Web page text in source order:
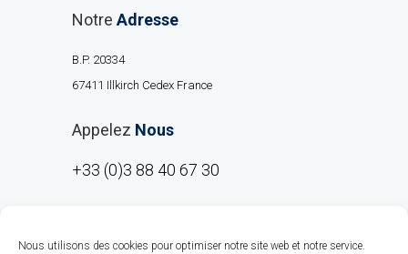
Nous utilisons des cookies pour optimiser notre site web et notre service.
Notre Adresse
B.P. 20334
67411 Illkirch Cedex France
Appelez Nous
+33 (0)3 88 40 67 30